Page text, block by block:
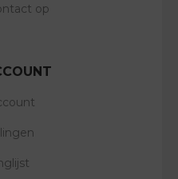
op